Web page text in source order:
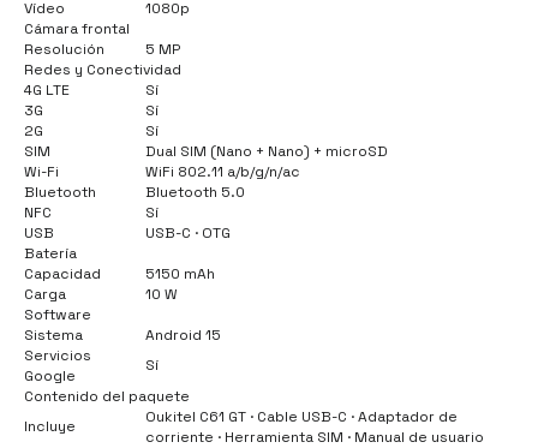
Vídeo
1080p
Cámara frontal
Resolución
5 MP
Redes y Conectividad
4G LTE
Sí
3G
Sí
2G
Sí
SIM
Dual SIM (Nano + Nano) + microSD
Wi-Fi
WiFi 802.11 a/b/g/n/ac
Bluetooth
Bluetooth 5.0
NFC
Sí
USB
USB-C · OTG
Batería
Capacidad
5150 mAh
Carga
10 W
Software
Sistema
Android 15
Servicios
Google
Sí
Contenido del paquete
Incluye
Oukitel C61 GT · Cable USB-C · Adaptador de
corriente · Herramienta SIM · Manual de usuario